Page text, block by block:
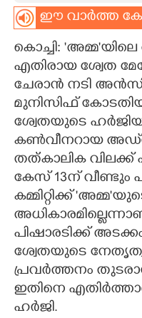
LITERATURE
ZOOM
CONTACT US
ഈ വാർത്ത
കൊച്ചി:
എതിരായ ശ്വേത
ചേരാൻ നടി
മുനിസിഫ്
ശ്വേതയുടെ
കൺവീനറായ
തത്കാലിക വിലക്ക്
കേസ് 13ന്
കമ്മിറ്റിക്ക്
പിഷാരടിക്ക്
ശ്വേതയുടെ
പ്രവർത്തനം
ഇതിനെ
ഹർജി.